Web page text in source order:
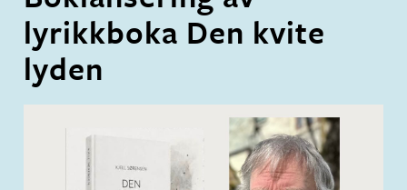
lyrikkboka Den kvite
lyden